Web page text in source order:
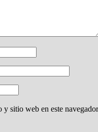
sitio web en este